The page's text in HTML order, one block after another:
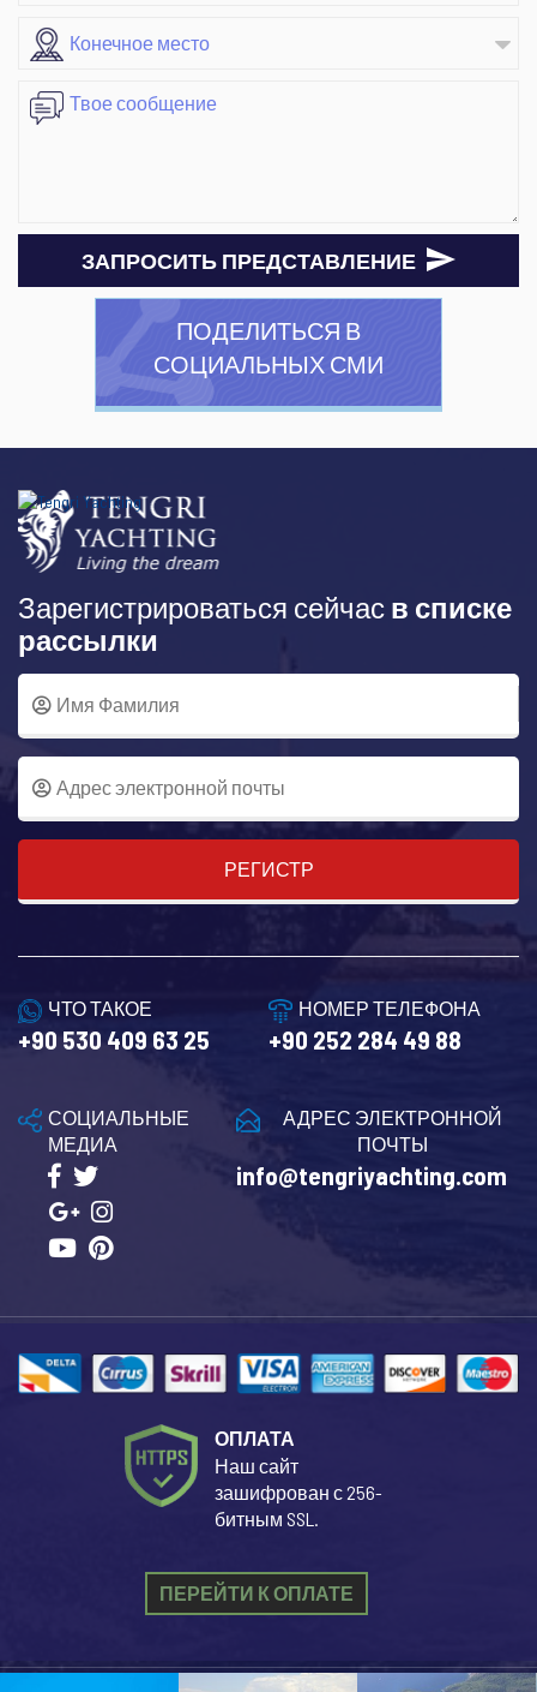
ЗАПРОСИТЬ ПРЕДСТАВЛЕНИЕ
ПОДЕЛИТЬСЯ В
СОЦИАЛЬНЫХ СМИ
Зарегистрироваться сейчас в списке
рассылки
РЕГИСТР
ЧТО ТАКОЕ
+90 530 409 63 25
НОМЕР ТЕЛЕФОНА
+90 252 284 49 88
АДРЕС ЭЛЕКТРОННОЙ
ПОЧТЫ
info@tengriyachting.com
СОЦИАЛЬНЫЕ
МЕДИА
ОПЛАТА
Наш сайт
зашифрован с 256-
битным SSL.
ПЕРЕЙТИ К ОПЛАТЕ